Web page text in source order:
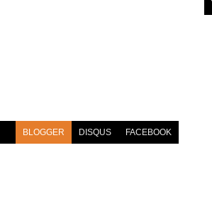
BLOGGER DISQUS FACEBOOK